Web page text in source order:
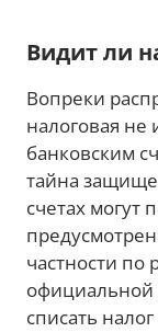
Видит ли
Вопреки
налоговая не
банковским
тайна
счетах могут
частности
официальной
списать